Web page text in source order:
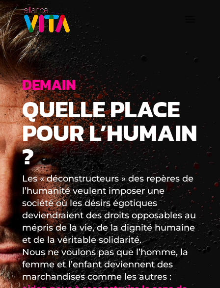
DEMAIN
QUELLE PLACE
POUR L’HUMAIN
?
Les « déconstructeurs » des repères de
l’humanité veulent imposer une
société où les désirs égotiques
deviendraient des droits opposables au
mépris de la vie, de la dignité humaine
et de la véritable solidarité.
Nous ne voulons pas que l’homme, la
femme et l’enfant deviennent des
marchandises comme les autres :